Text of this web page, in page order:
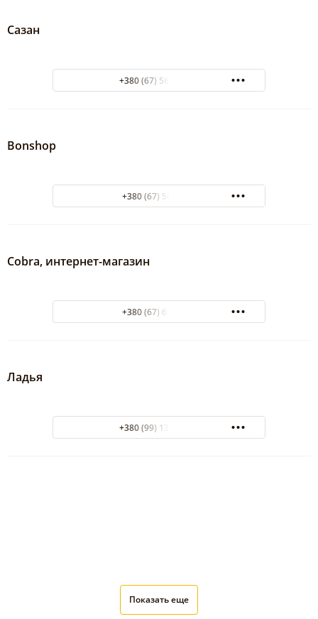
Сазан
+380 (67) 566-52-56
Bonshop
+380 (67) 5618848
Cobra, интернет-магазин
+380 (67) 6337910
Ладья
+380 (99) 137-55-99
Показать еще